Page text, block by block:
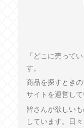
「どこに売って
す。
商品を探すとき
サイトを運営して
皆さんが欲しい
しています。日